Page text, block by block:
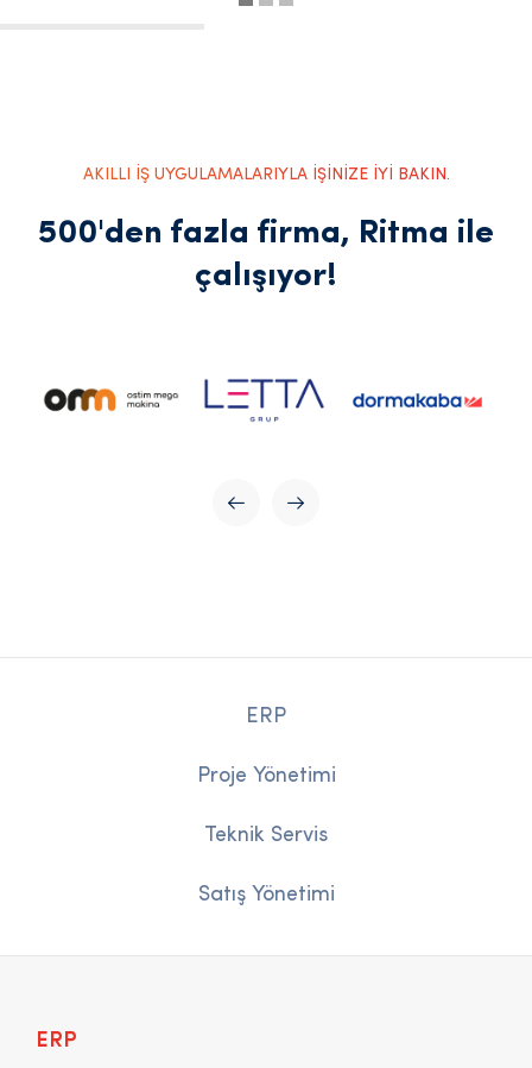
AKILLI İŞ UYGULAMALARIYLA İŞİNİZE İYİ BAKIN.
500'den fazla firma, Ritma ile
çalışıyor!
ERP
Proje Yönetimi
Teknik Servis
Satış Yönetimi
ERP